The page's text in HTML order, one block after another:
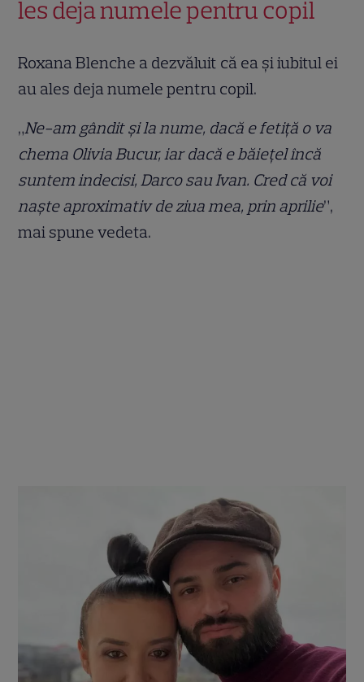
les deja numele pentru copil
Roxana Blenche a dezvăluit că ea și iubitul ei
au ales deja numele pentru copil.
„Ne-am gândit și la nume, dacă e fetiță o va
chema Olivia Bucur, iar dacă e băiețel încă
suntem indecisi, Darco sau Ivan. Cred că voi
naște aproximativ de ziua mea, prin aprilie”,
mai spune vedeta.